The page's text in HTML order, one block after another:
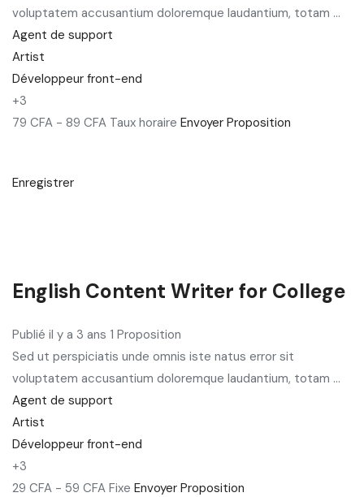
voluptatem accusantium doloremque laudantium, totam ...
Agent de support
Artist
Développeur front-end
+3
79 CFA - 89 CFA Taux horaire Envoyer Proposition
Enregistrer
English Content Writer for College
Publié il y a 3 ans 1 Proposition
Sed ut perspiciatis unde omnis iste natus error sit
voluptatem accusantium doloremque laudantium, totam ...
Agent de support
Artist
Développeur front-end
+3
29 CFA - 59 CFA Fixe Envoyer Proposition